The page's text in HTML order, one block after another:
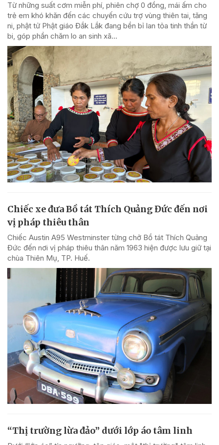
Từ những suất cơm miễn phí, phiên chợ 0 đồng, mái ấm cho
trẻ em khó khăn đến các chuyến cứu trợ vùng thiên tai, tăng
ni, phật tử Phật giáo Đắk Lắk đang bền bỉ lan tỏa tinh thần từ
bi, góp phần chăm lo an sinh xã...
Chiếc xe đưa Bồ tát Thích Quảng Đức đến nơi
vị pháp thiêu thân
Chiếc Austin A95 Westminster từng chở Bồ tát Thích Quảng
Đức đến nơi vị pháp thiêu thân năm 1963 hiện được lưu giữ tại
chùa Thiên Mụ, TP. Huế.
“Thị trường lừa đảo” dưới lớp áo tâm linh